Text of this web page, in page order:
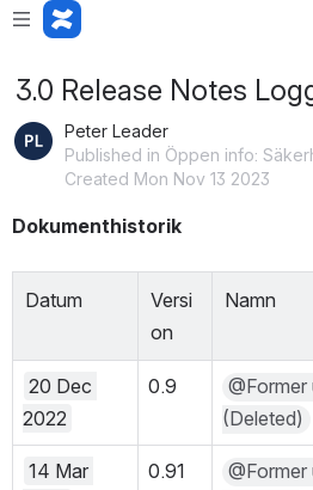
3.0 Release Notes
Peter Leader
Published in Öppen info:
Created Mon Nov 13 2023
Dokumenthistorik
Datum
Versi
on
Namn
20 Dec
2022
0.9
@Former
(Deleted)
14 Mar
0.91
@Former